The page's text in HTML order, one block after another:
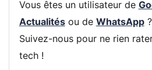
Vous êtes un utilisateur de
Actualitésou de WhatsApp?
Suivez-nous pour ne rien
tech !